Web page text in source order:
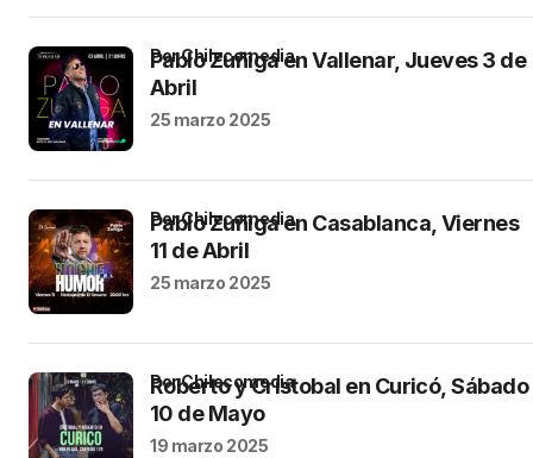
Pablo Zuñiga en Vallenar, Jueves 3 de
Abril
por Chilecomedia
25 marzo 2025
Pablo Zuñiga en Casablanca, Viernes
11 de Abril
por Chilecomedia
25 marzo 2025
Roberto y Cristobal en Curicó, Sábado
10 de Mayo
por Chilecomedia
19 marzo 2025